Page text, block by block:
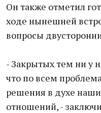
Он также отметил
ходе нынешней
вопросы
- Закрытых тем ни у
что по всем
решения в духе
отношений, -